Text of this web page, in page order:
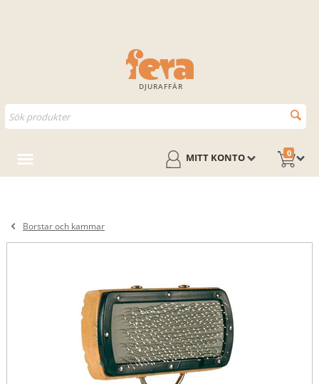
DJURAFFÄR
0
MITT KONTO
Borstar och kammar